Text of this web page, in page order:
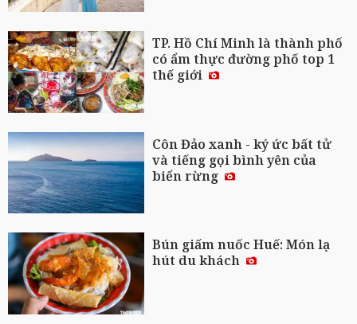
TP. Hồ Chí Minh là thành phố
có ẩm thực đường phố top 1
thế giới
Côn Đảo xanh - ký ức bất tử
và tiếng gọi bình yên của
biển rừng
Bún giấm nuốc Huế: Món lạ
hút du khách